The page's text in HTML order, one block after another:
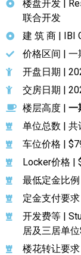
楼盘开发 |
联合开发
建 筑 商 | IBI
价格区间 | 一
开盘日期 |
交房日期 |
楼层高度 | 一
单位总数 | 共
车位价格 |
Locker价格 |
最低定金比
定金支付要
开发费等 |
居及三居单位
楼花转让要